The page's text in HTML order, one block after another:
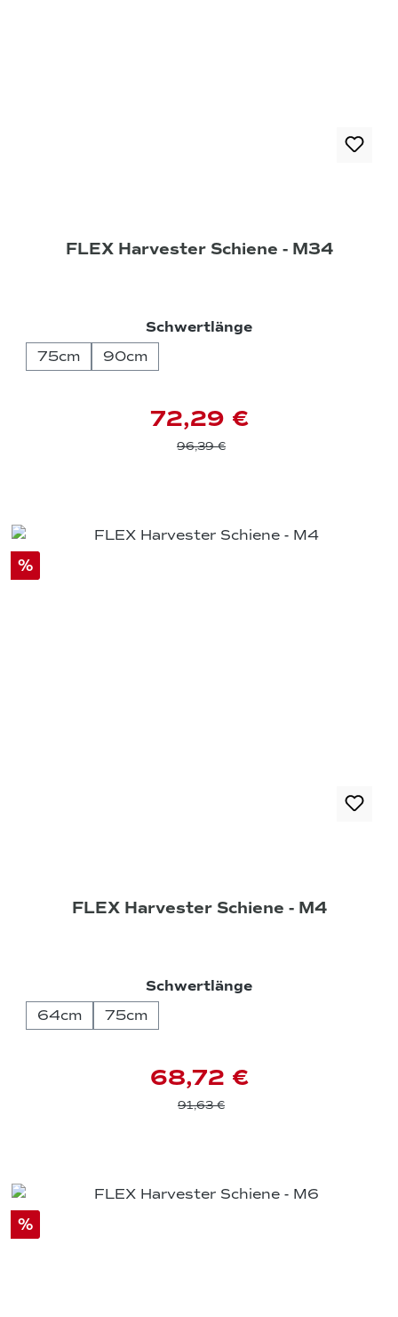
FLEX Harvester Schiene - M34
Schwertlängeauswählen
75cm
90cm
72,29 €
96,39 €
%
FLEX Harvester Schiene - M4
Schwertlängeauswählen
64cm
75cm
68,72 €
91,63 €
%